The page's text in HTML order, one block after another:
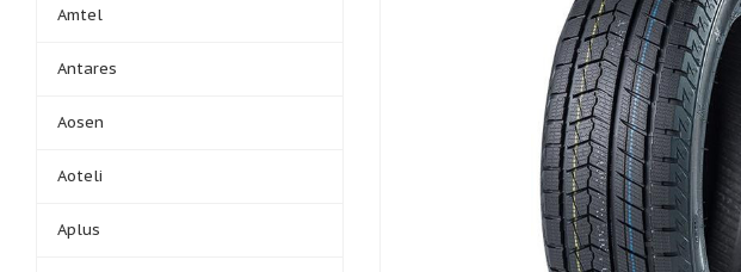
Amtel
Antares
Aosen
Aoteli
Aplus